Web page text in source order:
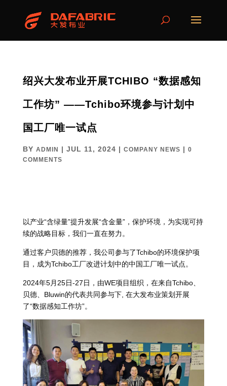
绍兴大发布业开展TCHIBO “数据感知
工作坊” ——Tchibo环境参与计划中
国工厂唯一试点
BY ADMIN | JUL 11, 2024 | COMPANY NEWS | 0
COMMENTS
以产业“含绿量”提升发展“含金量”，保护环境，为实现可持
续的战略目标，我们一直在努力。
通过客户贝德的推荐，我公司参与了Tchibo的环境保护项
目，成为Tchibo工厂改进计划中的中国工厂唯一试点。
2024年5月25日-27日，由WE项目组织，在来自Tchibo、
贝德、Bluwin的代表共同参与下, 在大发布业策划开展
了“数据感知工作坊”。